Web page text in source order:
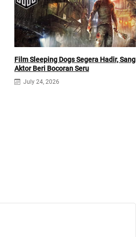
Film Sleeping Dogs Segera Hadir, Sang
Aktor Beri Bocoran Seru
July 24, 2026